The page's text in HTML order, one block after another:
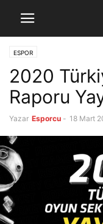
ESPOR
2020
Raporu
Yazar Esporcu - 18 Mart